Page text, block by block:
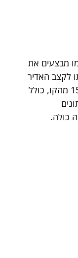
מבצעים את
לקצב האדיר
שהראה במשחק מספר 3, כולל 15/16 מהקו, כולל
כולה.